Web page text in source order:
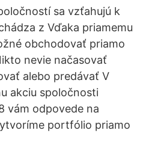
sa vzťahujú k
z Vďaka priamemu
obchodovať priamo
nevie načasovať
alebo predávať V
akciu spoločnosti
vám odpovede na
portfólio priamo